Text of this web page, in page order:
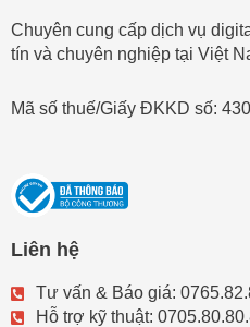
Chuyên cung cấp dịch vụ
tín và chuyên nghiệp tại Việt
Mã số thuế/Giấy ĐKKD số:
Liên hệ
Tư vấn & Báo giá:
Hỗ trợ kỹ thuật: